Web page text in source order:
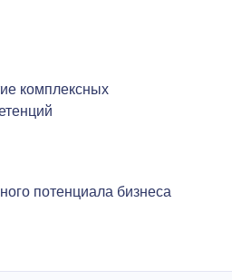
комплексных
потенциала бизнеса